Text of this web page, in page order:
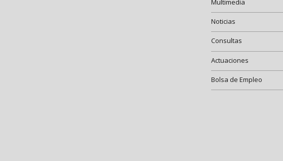
Multimedia
Noticias
Consultas
Actuaciones
Bolsa de Empleo